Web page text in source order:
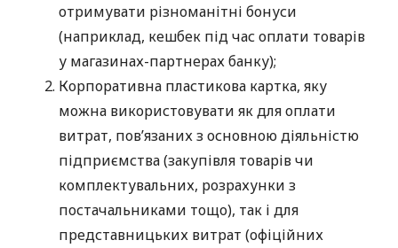
отримувати різноманітні бонуси
(наприклад, кешбек під час оплати товарів
у магазинах-партнерах банку);
Корпоративна пластикова картка, яку
можна використовувати як для оплати
витрат, пов’язаних з основною діяльністю
підприємства (закупівля товарів чи
комплектувальних, розрахунки з
постачальниками тощо), так і для
представницьких витрат (офіційних